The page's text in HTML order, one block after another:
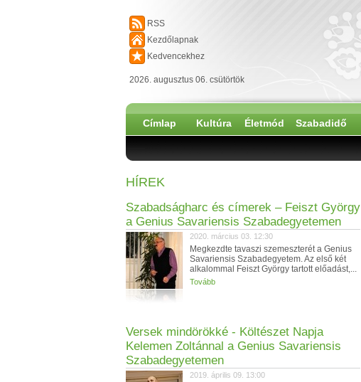
RSS
Kezdőlapnak
Kedvencekhez
2026. augusztus 06. csütörtök
Címlap Kultúra Életmód Szabadidő
HÍREK
Szabadságharc és címerek – Feiszt György
a Genius Savariensis Szabadegyetemen
2020. március 03. 12:30
Megkezdte tavaszi szemeszterét a Genius
Savariensis Szabadegyetem. Az első két
alkalommal Feiszt György tartott előadást,...
Tovább
Versek mindörökké - Költészet Napja
Kelemen Zoltánnal a Genius Savariensis
Szabadegyetemen
2019. április 09. 13:00